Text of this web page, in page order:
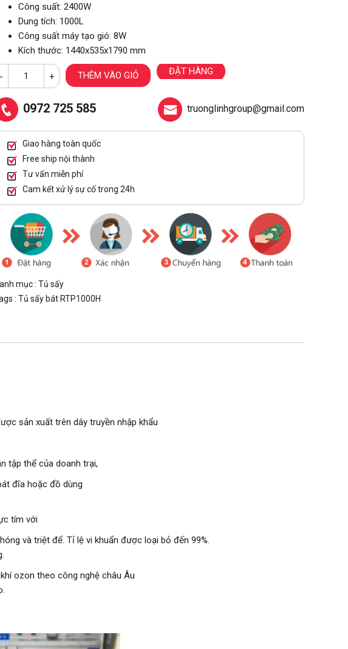
Công suất: 2400W
Dung tích: 1000L
Công suất máy tạo gió: 8W
Kích thước: 1440x535x1790 mm
- + THÊM VÀO GIỎ ĐẶT HÀNG
0972 725 585 truonglinhgroup@gmail.com
Giao hàng toàn quốc
Free ship nội thành
Tư vấn miễn phí
Cam kết xử lý sự cố trong 24h
mục : Tủ sấy
: Tủ sấy bát RTP1000H
sản xuất trên dây truyền nhập khẩu
tập thể của doanh trại,
đĩa hoặc đồ dùng
tím với
và triệt để. Tỉ lệ vi khuẩn được loại bỏ đến 99%.
ozon theo công nghệ châu Âu